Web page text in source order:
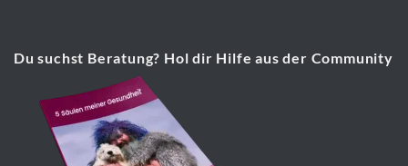
Du suchst Beratung? Hol dir Hilfe aus der Community